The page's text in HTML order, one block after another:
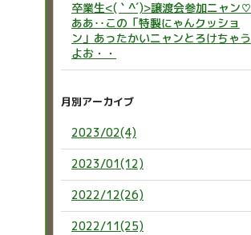
卒業生<(｀^´)>譲渡会参加ニャン♡
ああ‥この「特製にゃんクッショ
ン」あったかいニャンとろけちゃう
よお・・
月別アーカイブ
2023/02(4)
2023/01(12)
2022/12(26)
2022/11(25)